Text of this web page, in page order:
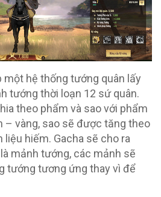
một hệ thống tướng quân lấy
tướng thời loạn 12 sứ quân.
theo phẩm và sao với phẩm
– vàng, sao sẽ được tăng theo
hiếm. Gacha sẽ cho ra
mảnh tướng, các mảnh sẽ
tướng tương ứng thay vì để